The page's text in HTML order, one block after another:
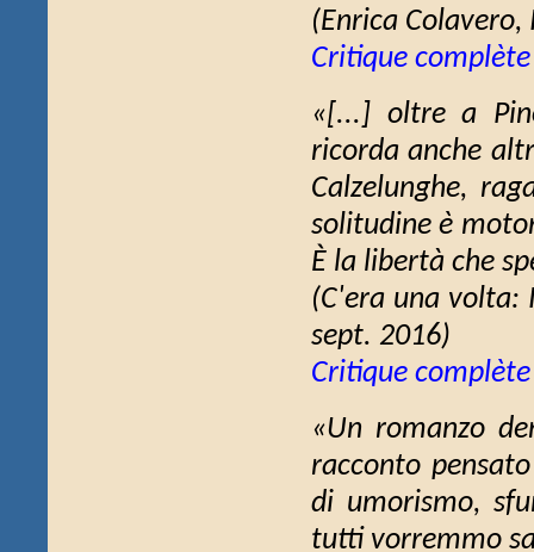
(Enrica Colavero,
Critique complète
«[...] oltre a
ricorda anche
Calzelunghe,
solitudine è
È la libertà che
(C'era una volta:
sept. 2016)
Critique complète
«Un romanzo
racconto
di umorismo,
tutti vorremmo